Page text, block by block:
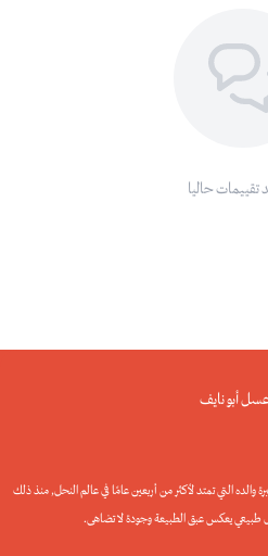
تقييمات حاليا
1993، مستلهمًا من خبرة والده التي تمتد لأكثر من أربعين عامًا في عالم النحل, منذ ذلك
طبيعي يعكس عبق الطبيعة وجودة لا تضاهى.